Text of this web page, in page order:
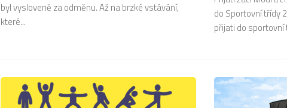
byl vysloveně za odměnu. Až na brzké vstávání,
které...
do Sportovní třídy
přijati do sportovní